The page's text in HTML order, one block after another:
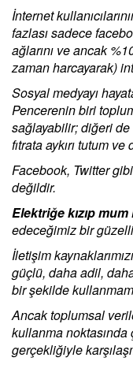
İnternet
fazlası sadece
ağlarını ve ancak
zaman harcayarak)
Sosyal medyayı
Pencerenin biri
sağlayabilir; diğeri
fıtrata aykırı tutum
Facebook, Twitter
değildir.
Elektriğe kızıp mum
edeceğimiz bir
İletişim
güçlü, daha adil,
bir şekilde
Ancak toplumsal
kullanma noktasında
gerçekliğiyle